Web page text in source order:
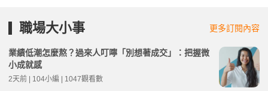
職場大小事 更多訂閱內容
業績低潮怎麼熬？過來人叮嚀「別想著成交」：把握微
小成就感
2天前 | 104小編 | 1047觀看數